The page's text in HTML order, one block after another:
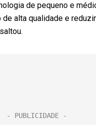
de pequeno e
alta qualidade e